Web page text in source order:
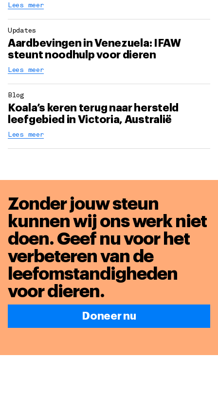
Lees meer
Updates
Aardbevingen in Venezuela: IFAW
steunt noodhulp voor dieren
Lees meer
Blog
Koala’s keren terug naar hersteld
leefgebied in Victoria, Australië
Lees meer
Zonder jouw steun
kunnen wij ons werk niet
doen. Geef nu voor het
verbeteren van de
leefomstandigheden
voor dieren.
Doneer nu